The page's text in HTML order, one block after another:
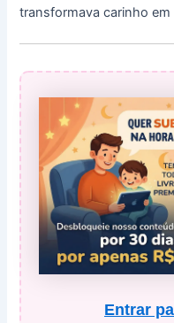
transformava carinho em
Entrar